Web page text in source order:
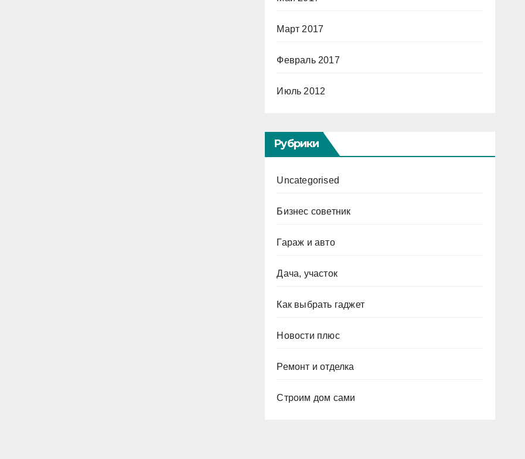
Март 2017
Февраль 2017
Июль 2012
Рубрики
Uncategorised
Бизнес советник
Гараж и авто
Дача, участок
Как выбрать гаджет
Новости плюс
Ремонт и отделка
Строим дом сами